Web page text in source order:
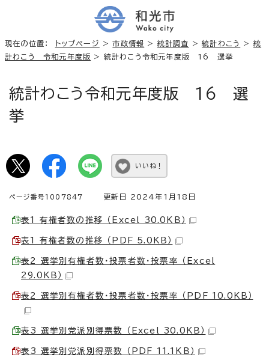
現在の位置： トップページ >市政情報 > 統計調査 >統計わこう > 統
計わこう 令和元年度版 > 統計わこう令和元年度版 16 選挙
統計わこう令和元年度版 16 選
挙
いいね！
ページ番号1007847 更新日 2024年1月18日
表1 有権者数の推移 （Excel 30.0KB）
表1 有権者数の推移 （PDF 5.0KB）
表2 選挙別有権者数・投票者数・投票率 （Excel
29.0KB）
表2 選挙別有権者数・投票者数・投票率 （PDF 10.0KB）
表3 選挙別党派別得票数 （Excel 30.0KB）
表3 選挙別党派別得票数 （PDF 11.1KB）